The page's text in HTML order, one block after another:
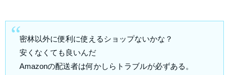
密林以外に便利に使えるショップないかな？
安くなくても良いんだ
Amazonの配送者は何かしらトラブルが必ずある。